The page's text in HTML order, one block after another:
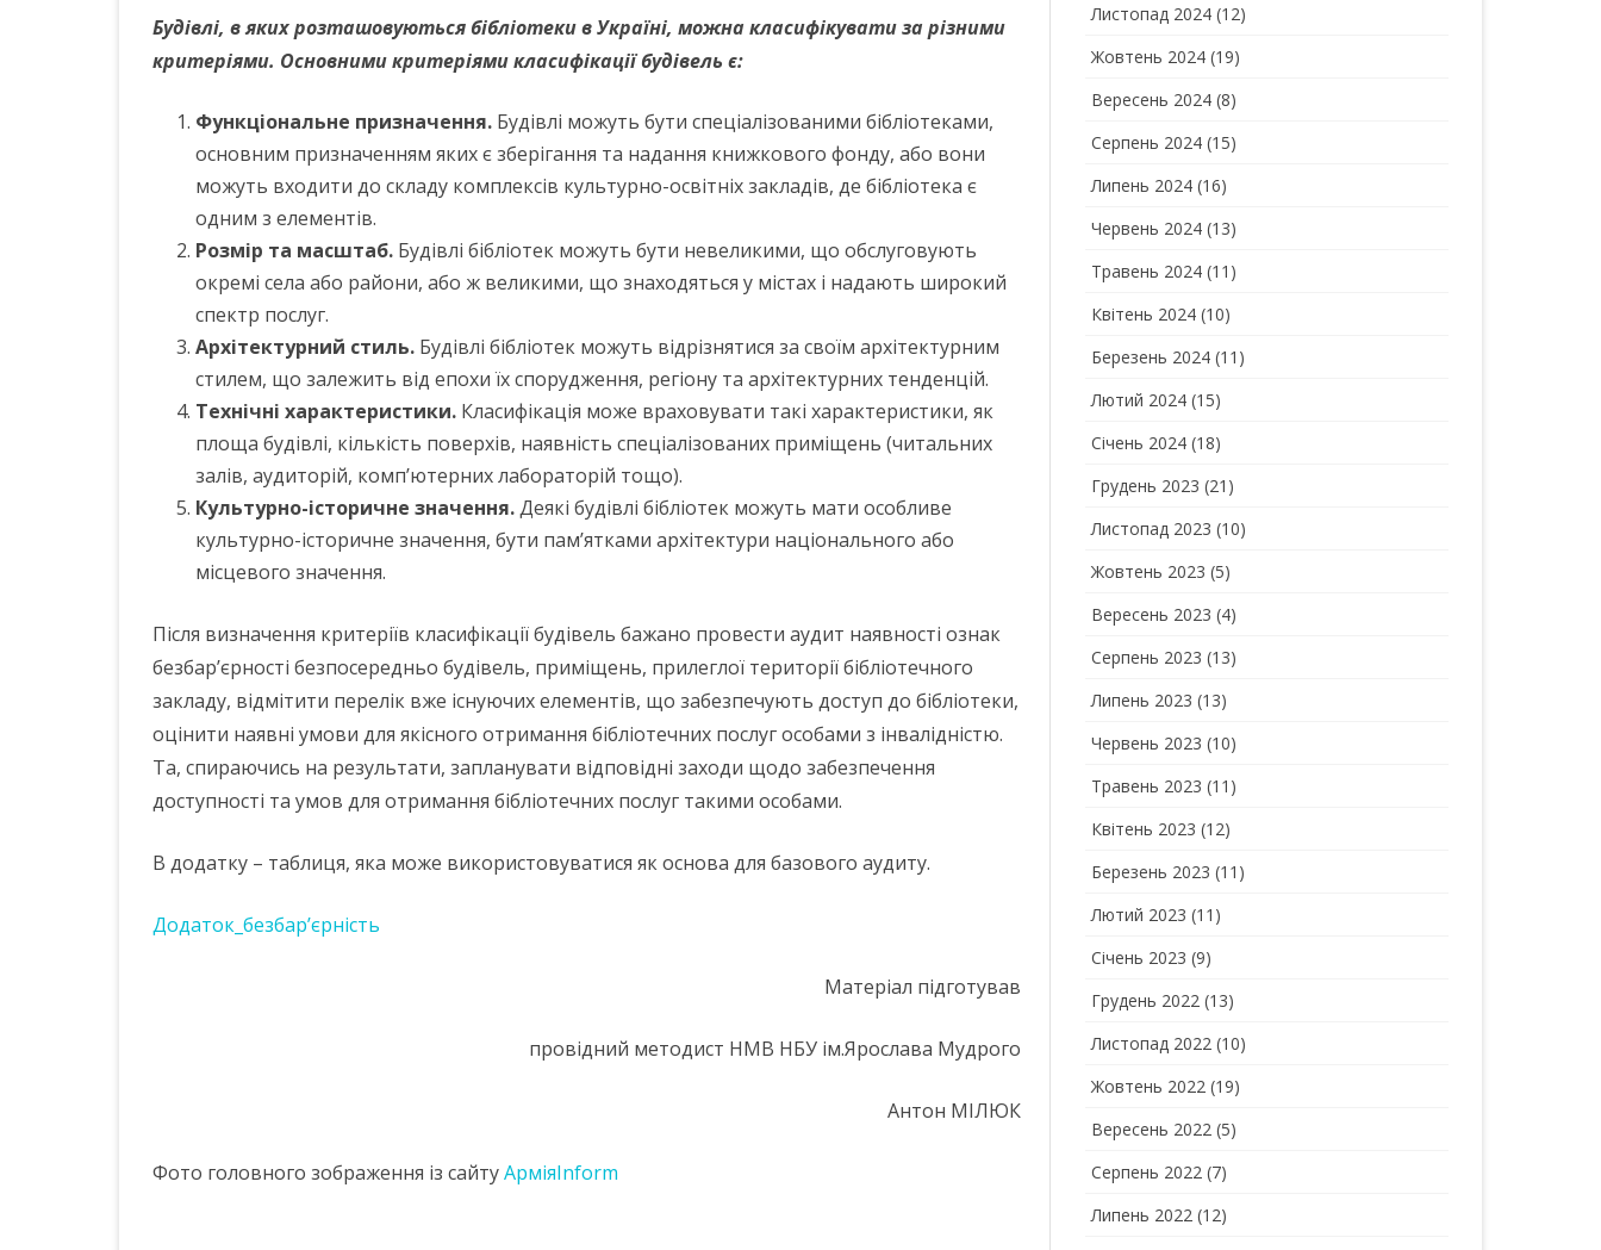
Будівлі, в яких розташовуються бібліотеки в Україні, можна класифікувати за різними
критеріями. Основними критеріями класифікації будівель є:
Функціональне призначення. Будівлі можуть бути спеціалізованими бібліотеками,
основним призначенням яких є зберігання та надання книжкового фонду, або вони
можуть входити до складу комплексів культурно-освітніх закладів, де бібліотека є
одним з елементів.
Розмір та масштаб. Будівлі бібліотек можуть бути невеликими, що обслуговують
окремі села або райони, або ж великими, що знаходяться у містах і надають широкий
спектр послуг.
Архітектурний стиль. Будівлі бібліотек можуть відрізнятися за своїм архітектурним
стилем, що залежить від епохи їх спорудження, регіону та архітектурних тенденцій.
Технічні характеристики. Класифікація може враховувати такі характеристики, як
площа будівлі, кількість поверхів, наявність спеціалізованих приміщень (читальних
залів, аудиторій, комп’ютерних лабораторій тощо).
Культурно-історичне значення.Деякі будівлі бібліотек можуть мати особливе
культурно-історичне значення, бути пам’ятками архітектури національного або
місцевого значення.
Після визначення критеріїв класифікації будівель бажано провести аудит наявності ознак
безбар’єрності безпосередньо будівель, приміщень, прилеглої території бібліотечного
закладу, відмітити перелік вже існуючих елементів, що забезпечують доступ до бібліотеки,
оцінити наявні умови для якісного отримання бібліотечних послуг особами з інвалідністю.
Та, спираючись на результати, запланувати відповідні заходи щодо забезпечення
доступності та умов для отримання бібліотечних послуг такими особами.
В додатку – таблиця, яка може використовуватися як основа для базового аудиту.
Додаток_безбар’єрність
Матеріал підготував
провідний методист НМВ НБУ ім.Ярослава Мудрого
Антон МІЛЮК
Фото головного зображення із сайтуАрміяInform
Листопад 2024 (12)
Жовтень 2024 (19)
Вересень 2024 (8)
Серпень 2024 (15)
Липень 2024 (16)
Червень 2024 (13)
Травень 2024 (11)
Квітень 2024 (10)
Березень 2024 (11)
Лютий 2024 (15)
Січень 2024 (18)
Грудень 2023 (21)
Листопад 2023 (10)
Жовтень 2023 (5)
Вересень 2023 (4)
Серпень 2023 (13)
Липень 2023 (13)
Червень 2023 (10)
Травень 2023 (11)
Квітень 2023 (12)
Березень 2023 (11)
Лютий 2023 (11)
Січень 2023 (9)
Грудень 2022 (13)
Листопад 2022 (10)
Жовтень 2022 (19)
Вересень 2022 (5)
Серпень 2022 (7)
Липень 2022 (12)